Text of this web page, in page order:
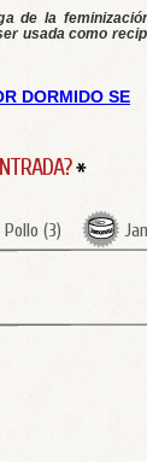
de la
usada como
DORMIDO SE
Pollo (3)